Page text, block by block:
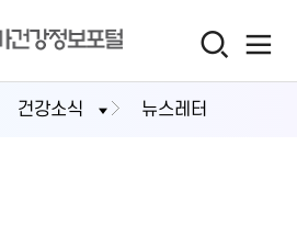
건강소식 뉴스레터